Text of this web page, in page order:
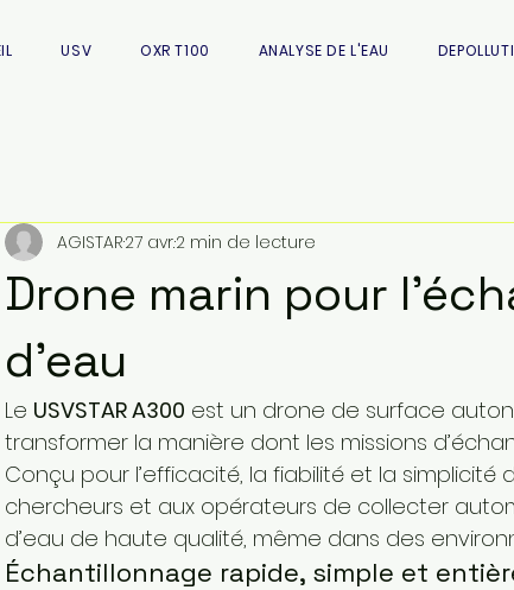
USV OXR T100 ANALYSE DE L'EAU
Drone marin pour
d'eau
AGISTAR27 avr.2 min de lecture
Le USVSTAR A300 est un drone de surface
transformer la manière dont les missions
Conçu pour l’efficacité, la fiabilité et la simplicité
chercheurs et aux opérateurs de collecter
d’eau de haute qualité, même dans des
Échantillonnage rapide, simple et